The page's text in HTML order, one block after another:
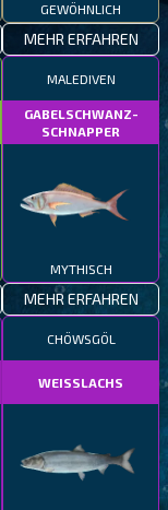
GEWÖHNLICH
MEHR ERFAHREN
MALEDIVEN
GABELSCHWANZ-
SCHNAPPER
MYTHISCH
MEHR ERFAHREN
CHÖWSGÖL
WEISSLACHS